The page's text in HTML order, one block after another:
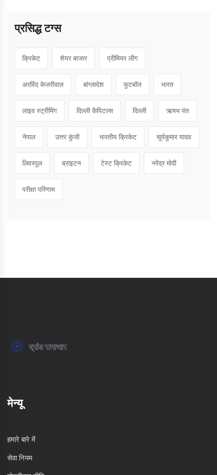
प्रसिद्ध टग्स
क्रिकेट शेयर बाजार प्रीमियर लीग
अरविंद केजरीवाल बांग्लादेश फुटबॉल भारत
लाइव स्ट्रीमिंग दिल्ली कैपिटल्स दिल्ली ऋषभ पंत
नेपाल उत्तर कुंजी भारतीय क्रिकेट सूर्यकुमार यादव
लिवरपूल ब्राइटन टेस्ट क्रिकेट नरेंद्र मोदी
परीक्षा परिणाम
मेन्यू
हमारे बारे में
सेवा नियम